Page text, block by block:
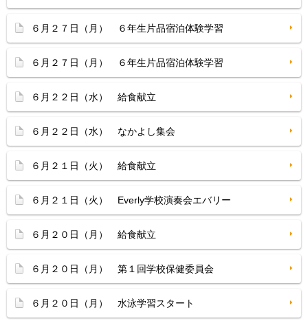
６月２７日（月） ６年生片品宿泊体験学習
６月２７日（月） ６年生片品宿泊体験学習
６月２２日（水） 給食献立
６月２２日（水） なかよし集会
６月２１日（火） 給食献立
６月２１日（火） Everly学校演奏会エバリー
６月２０日（月） 給食献立
６月２０日（月） 第１回学校保健委員会
６月２０日（月） 水泳学習スタート